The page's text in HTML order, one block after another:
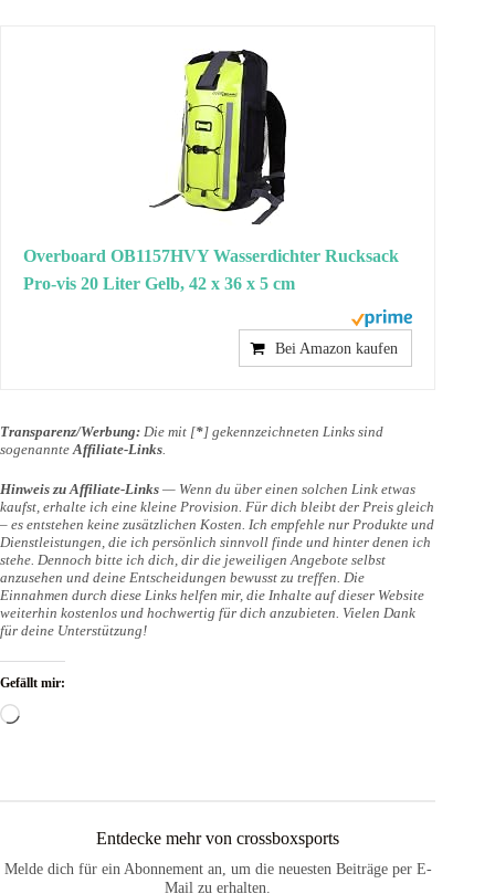
Overboard OB1157HVY Wasserdichter Rucksack
Pro-vis 20 Liter Gelb, 42 x 36 x 5 cm
Bei Amazon kaufen
Transparenz/Werbung: Die mit [*] gekennzeichneten Links sind
sogenannteAffiliate-Links.
Hinweis zu Affiliate-Links — Wenn du über einen solchen Link etwas
kaufst, erhalte ich eine kleine Provision. Für dich bleibt der Preis gleich
– es entstehen keine zusätzlichen Kosten. Ich empfehle nur Produkte und
Dienstleistungen, die ich persönlich sinnvoll finde und hinter denen ich
stehe. Dennoch bitte ich dich, dir die jeweiligen Angebote selbst
anzusehen und deine Entscheidungen bewusst zu treffen. Die
Einnahmen durch diese Links helfen mir, die Inhalte auf dieser Website
weiterhin kostenlos und hochwertig für dich anzubieten. Vielen Dank
für deine Unterstützung!
Gefällt mir:
Wird
Entdecke mehr von crossboxsports
Melde dich für ein Abonnement an, um die neuesten Beiträge per E-
Mail zu erhalten.